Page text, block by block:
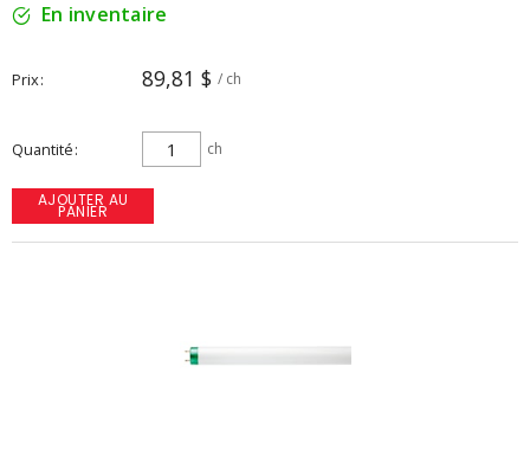
En inventaire
Prix 89,81 $ / ch
Quantité ch
AJOUTER AU
PANIER